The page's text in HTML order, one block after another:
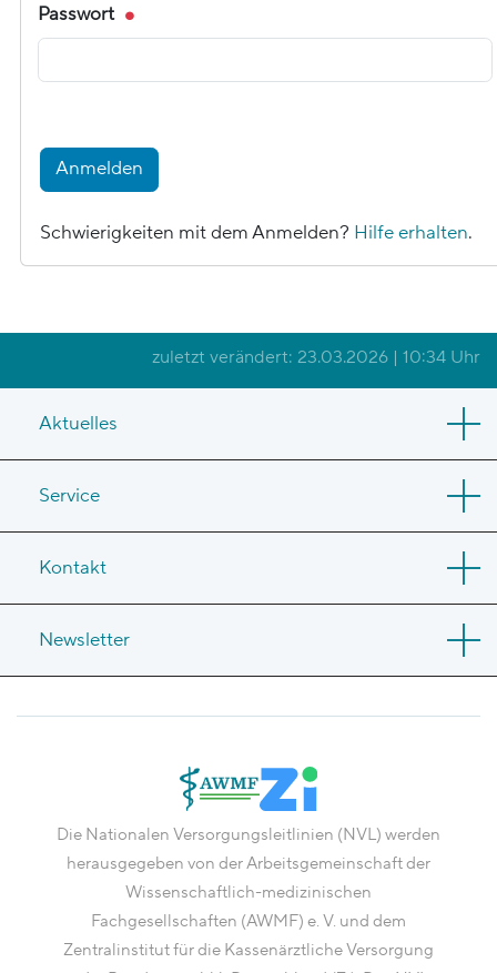
Passwort
Anmelden
Schwierigkeiten mit dem Anmelden? Hilfe erhalten.
zuletzt verändert: 23.03.2026 | 10:34 Uhr
Aktuelles
Service
Kontakt
Newsletter
Die Nationalen Versorgungsleitlinien (NVL) werden
herausgegeben von der Arbeitsgemeinschaft der
Wissenschaftlich-medizinischen
Fachgesellschaften (AWMF) e. V. und dem
Zentralinstitut für die Kassenärztliche Versorgung